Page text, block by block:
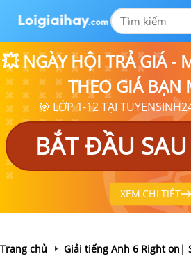
💥 NGÀY HỘI TRẢ GIÁ -
THEO GIÁ BẠN
🎯 LỚP 1-12 TẠI
BẮT ĐẦU
XEM CHI TIẾT
Trang chủ
Giải tiếng Anh 6 Right on|